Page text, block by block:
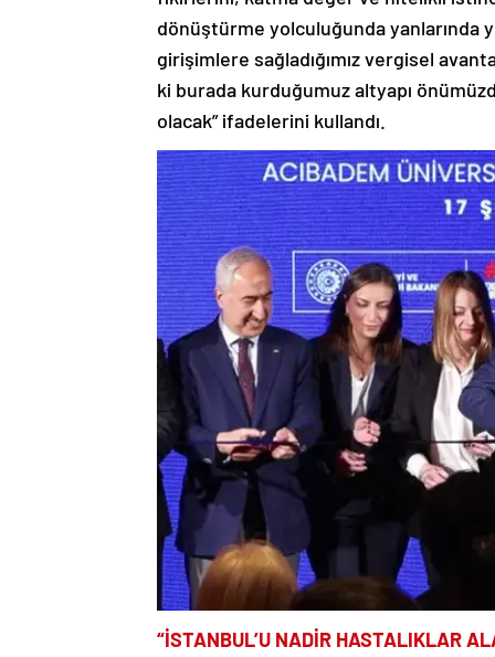
dönüştürme yolculuğunda yanlarında
girişimlere sağladığımız vergisel
ki burada kurduğumuz altyapı
olacak” ifadelerini kullandı.
“İSTANBUL’U NADİR HASTALIKLAR